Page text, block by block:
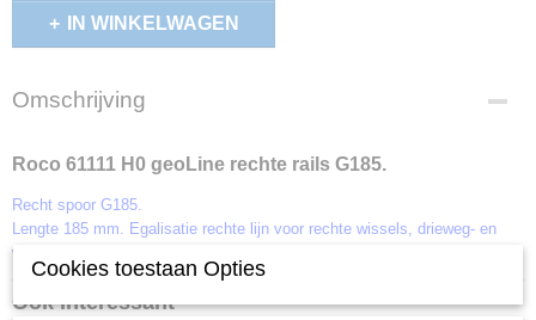
IN WINKELWAGEN
Omschrijving
Roco 61111 H0 geoLine rechte rails G185.
Recht spoor G185.
Lengte 185 mm. Egalisatie rechte lijn voor rechte wissels, drieweg- en
wisselwissels.
Ook interessant
Cookies toestaan Opties